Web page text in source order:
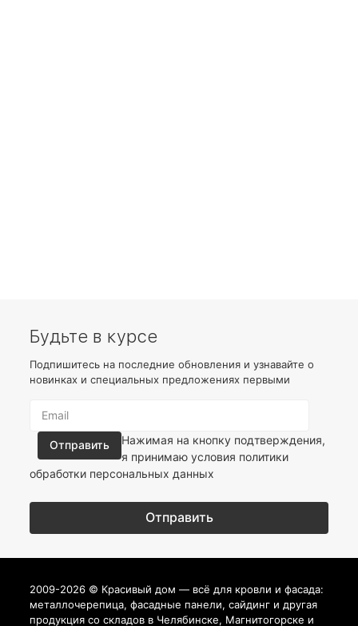
Будьте в курсе
Подпишитесь на последние обновления и узнавайте о
новинках и специальных предложениях первыми
Нажимая на кнопку подтверждения,
я принимаю условия политики
обработки персональных данных
2009-2026 © Красивый дом — всё для кровли и фасада:
металлочерепица, фасадные панели, сайдинг и другая
продукция со складов в Челябинске, Магнитогорске и